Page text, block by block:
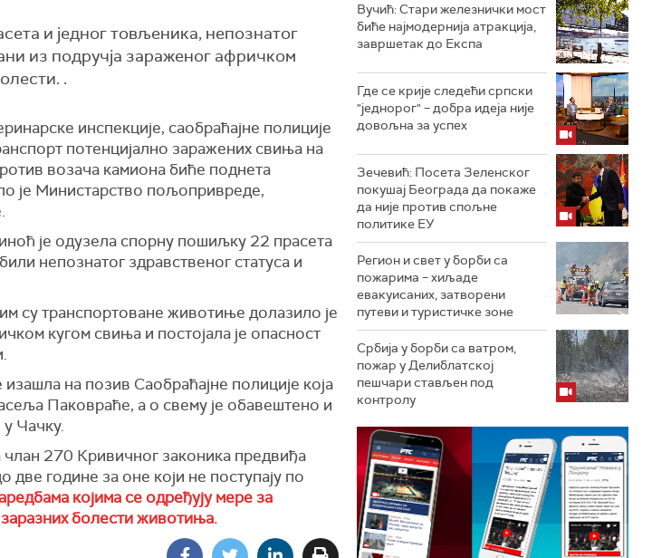
и једног товљеника, непознатог
из подручја зараженог афричком
.
инспекције, саобраћајне полиције
потенцијално заражених свиња на
возача камиона биће поднета
је Министарство пољопривреде,
је одузела спорну пошиљку 22 прасета
непознатог здравственог статуса и
су транспортоване животиње долазило је
кугом свиња и постојала је опасност
изашла на позив Саобраћајне полиције која
Паковраће, а о свему је обавештено и
Чачку.
270 Кривичног законика предвиђа
две године за оне који не поступају по
којима се одређују мере за
болести животиња.
Вучић: Стари железнички мост
биће најмодернија атракција,
завршетак до Експа
Где се крије следећи српски
"једнорог" – добра идеја није
довољна за успех
Зечевић: Посета Зеленског
покушај Београда да покаже
да није против спољне
политике ЕУ
Регион и свет у борби са
пожарима – хиљаде
евакуисаних, затворени
путеви и туристичке зоне
Србија у борби са ватром,
пожар у Делиблатској
пешчари стављен под
контролу